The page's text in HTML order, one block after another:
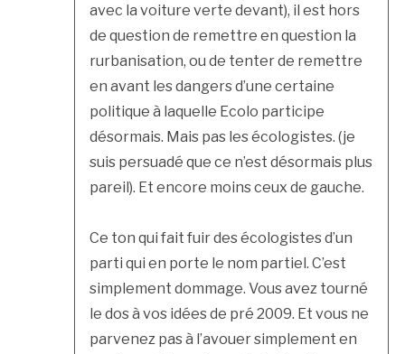
avec la voiture verte devant), il est hors
de question de remettre en question la
rurbanisation, ou de tenter de remettre
en avant les dangers d’une certaine
politique à laquelle Ecolo participe
désormais. Mais pas les écologistes. (je
suis persuadé que ce n’est désormais plus
pareil). Et encore moins ceux de gauche.
Ce ton qui fait fuir des écologistes d’un
parti qui en porte le nom partiel. C’est
simplement dommage. Vous avez tourné
le dos à vos idées de pré 2009. Et vous ne
parvenez pas à l’avouer simplement en